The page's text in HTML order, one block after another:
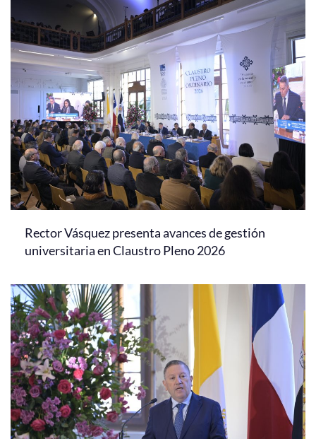
Rector Vásquez presenta avances de gestión
universitaria en Claustro Pleno 2026